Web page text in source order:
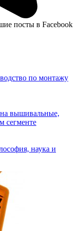
посты в Facebook
по монтажу
вышивальные,
сегменте
наука и